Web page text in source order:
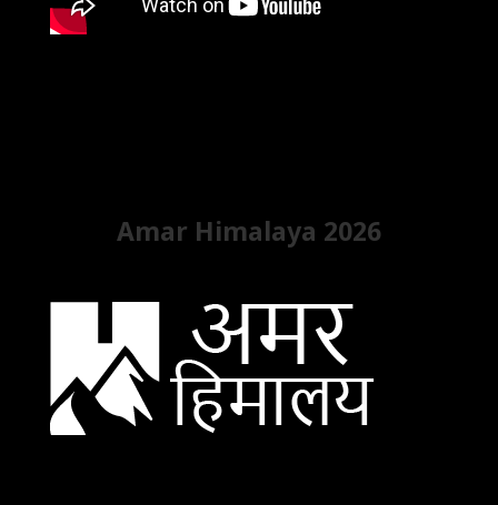
Amar Himalaya 2026